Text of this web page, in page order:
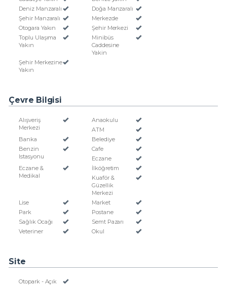
Deniz Manzaralı
Doğa Manzaralı
Şehir Manzaralı
Merkezde
Otogara Yakın
Şehir Merkezi
Toplu Ulaşıma
Yakın
Minibüs
Caddesine
Yakin
Şehir Merkezine
Yakın
Çevre Bilgisi
Alışveriş
Merkezi
Anaokulu
ATM
Banka
Belediye
Benzin
Istasyonu
Cafe
Eczane
Eczane &
Medikal
İlköğretim
Kuaför &
Güzellik
Merkezi
Lise
Market
Park
Postane
Sağlık Ocağı
Semt Pazarı
Veteriner
Okul
Site
Otopark - Açık